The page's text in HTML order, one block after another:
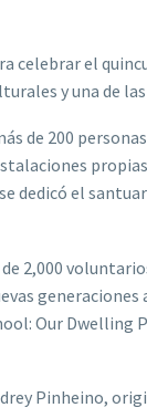
celebrar el
y una de las
de 200
dedicó el
2,000
generaciones
Our Dwelling
Pinheino,